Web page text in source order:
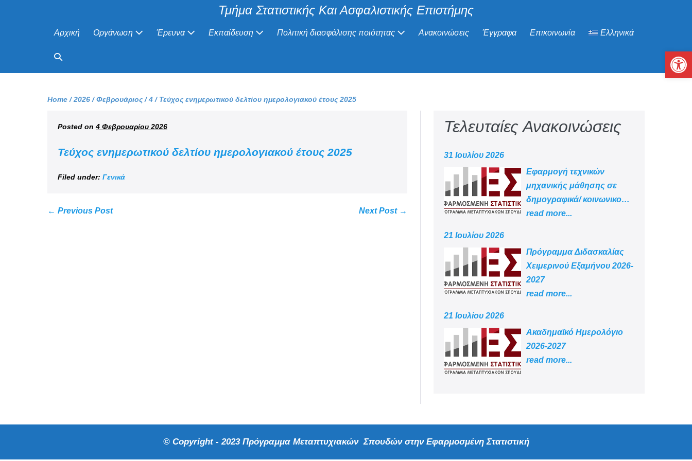
Τμήμα Στατιστικής Και Ασφαλιστικής Επιστήμης
Αρχική Οργάνωση Έρευνα Εκπαίδευση Πολιτική διασφάλισης ποιότητας Ανακοινώσεις Έγγραφα Επικοινωνία Ελληνικά
Home /2026 /Φεβρουάριος /4 / Τεύχος ενημερωτικού δελτίου ημερολογιακού έτους 2025
Posted on 4 Φεβρουαρίου 2026
Τεύχος ενημερωτικού δελτίου ημερολογιακού έτους 2025
Filed under: Γενικά
← Previous Post Next Post →
Τελευταίες Ανακοινώσεις
31 Ιουλίου 2026
Εφαρμογή τεχνικών
μηχανικής μάθησης σε
δημογραφικά/ κοινωνικο
-οικονομικά δεδομένα
read more...
21 Ιουλίου 2026
Πρόγραμμα Διδασκαλίας
Χειμερινού Εξαμήνου 2026-
2027
read more...
21 Ιουλίου 2026
Aκαδημαϊκό Ημερολόγιο
2026-2027
read more...
© Copyright - 2023 Πρόγραμμα Μεταπτυχιακών Σπουδών στην Εφαρμοσμένη Στατιστική